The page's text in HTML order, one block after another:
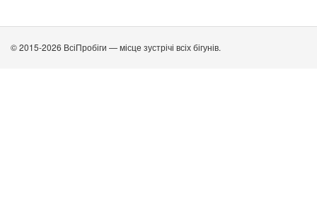
© 2015-2026 ВсіПробіги — місце зустрічі всіх бігунів.